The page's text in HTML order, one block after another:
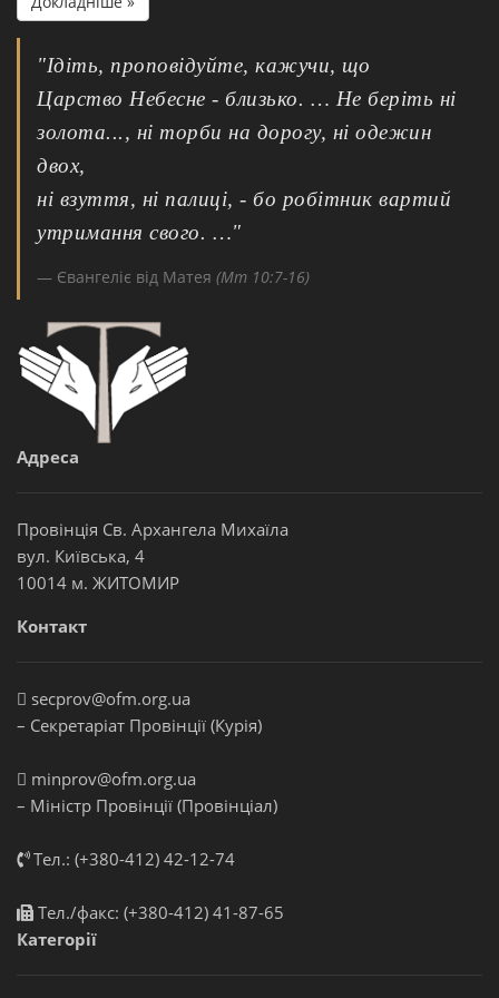
"Ідіть, проповідуйте, кажучи, що
Царство Небесне - близько. … Не беріть ні
золота..., ні торби на дорогу, ні одежин
двох,
ні взуття, ні палиці, - бо робітник вартий
утримання свого. …"
Євангеліє від Матея (Мт 10:7-16)
Адреса
Провінція Св. Архангела Михаїла
вул. Київська, 4
10014 м. ЖИТОМИР
Контакт
secprov@ofm.org.ua
– Секретаріат Провінції (Курія)
minprov@ofm.org.ua
– Міністр Провінції (Провінціал)
Тел.: (+380-412) 42-12-74
Тел./факс: (+380-412) 41-87-65
Категорії